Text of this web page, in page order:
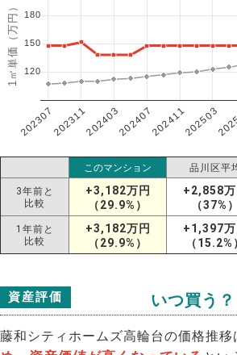
1㎡単価（万円）
202307202311202403202407202411202503
120
150
180
このマンション 品川区平
3年前と
比較
+3,182万円
（29.9%）
+2,858万
（37%）
1年前と
比較
+3,182万円
（29.9%）
+1,397万
（15.2%
資産評価 いつ買う
藤和シティホームズ高輪台の価格推移